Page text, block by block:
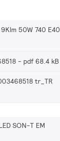
50W 740 E40
pdf 68.4 kB
tr_TR
SON-T EM